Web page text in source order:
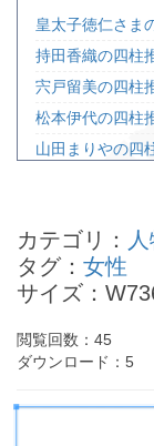
皇太子徳仁さま
持田香織の四柱
宍戸留美の四柱
松本伊代の四柱
山田まりやの四
土屋アンナの四
金子恭平の四柱
中山美穂の四柱
カテゴリ：
タグ： 女性
サイズ：
閲覧回数： 45
ダウンロード： 5